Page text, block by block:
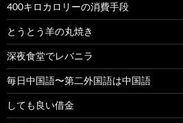
400キロカロリーの消費手段
とうとう羊の丸焼き
深夜食堂でレバニラ
毎日中国語〜第二外国語は中国語
しても良い借金